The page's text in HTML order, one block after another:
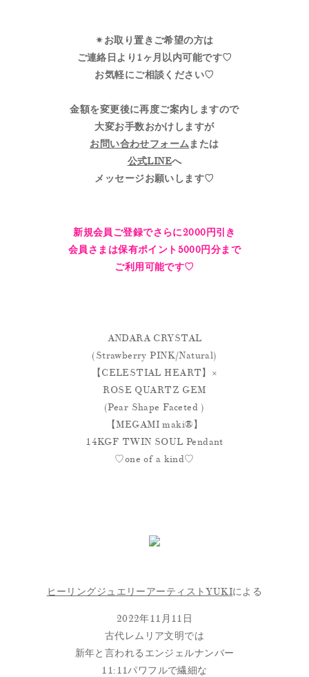
✴︎お取り置きご希望の方は
ご連絡日より1ヶ月以内可能です♡
お気軽にご相談ください♡
金額を変更後に再度ご案内しますので
大変お手数おかけしますが
お問い合わせフォームまたは
公式LINEへ
メッセージお願いします♡
新規会員ご登録でさらに2000円引き
会員さまは保有ポイント5000円分まで
ご利用可能です♡
ANDARA CRYSTAL
(Strawberry PINK/Natural)
【CELESTIAL HEART】×
ROSE QUARTZ GEM
(Pear Shape Faceted )
【MEGAMI maki®︎】
14KGF TWIN SOUL Pendant
♡one of a kind♡
ヒーリングジュエリーアーティストYUKIによる
2022年11月11日
古代レムリア文明では
新年と言われるエンジェルナンバー
11:11パワフルで繊細な